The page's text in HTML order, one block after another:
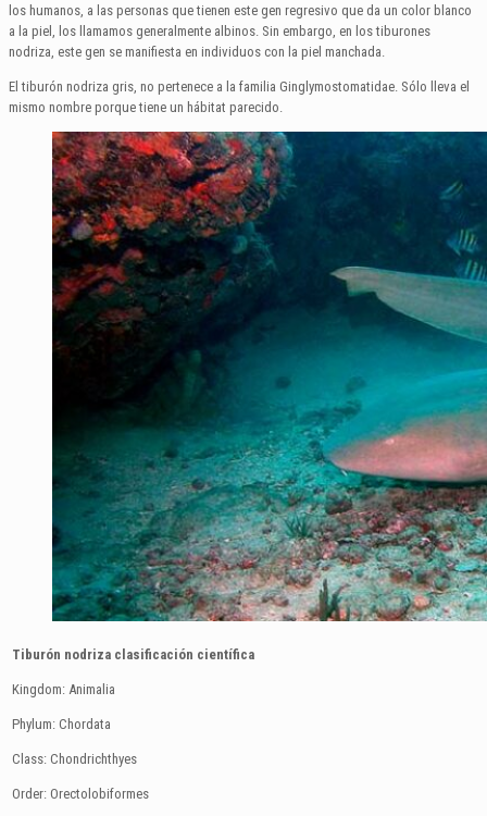
los humanos, a las personas que tienen este gen regresivo que da un color blanco
a la piel, los llamamos generalmente albinos. Sin embargo, en los tiburones
nodriza, este gen se manifiesta en individuos con la piel manchada.
El tiburón nodriza gris, no pertenece a la familia Ginglymostomatidae. Sólo lleva el
mismo nombre porque tiene un hábitat parecido.
Tiburón nodriza clasificación científica
Kingdom: Animalia
Phylum: Chordata
Class: Chondrichthyes
Order: Orectolobiformes